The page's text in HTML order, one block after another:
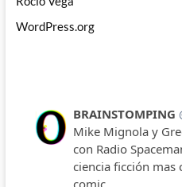
WordPress.org